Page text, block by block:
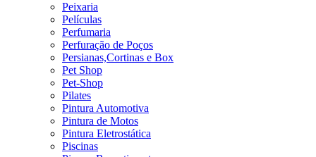
Peixaria
Películas
Perfumaria
Perfuração de Poços
Persianas,Cortinas e Box
Pet Shop
Pet-Shop
Pilates
Pintura Automotiva
Pintura de Motos
Pintura Eletrostática
Piscinas